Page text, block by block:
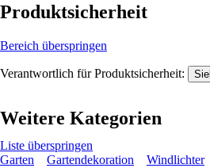
Produktsicherheit
Bereich überspringen
Verantwortlich für Produktsicherheit:
Weitere Kategorien
Liste überspringen
Garten
Gartendekoration Windlichter